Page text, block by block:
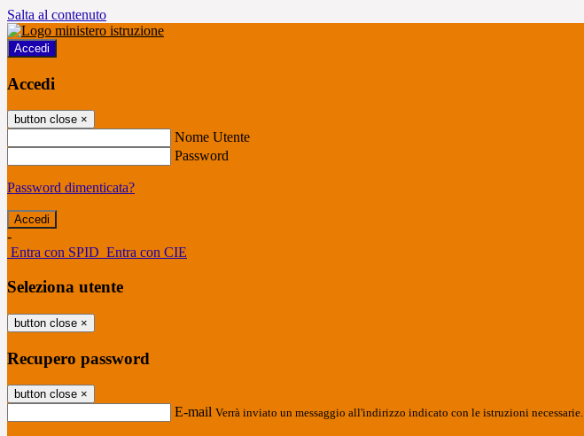
Salta al contenuto
Accedi
Accedi
button close ×
Nome Utente
Password
Password dimenticata?
-
Entra con SPID Entra con CIE
Seleziona utente
button close ×
Recupero password
button close ×
E-mail Verrà inviato un messaggio all'indirizzo indicato con le istruzioni necessarie.